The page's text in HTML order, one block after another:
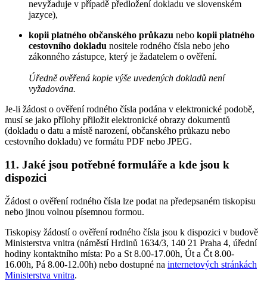
nevyžaduje v případě předložení dokladu ve slovenském
jazyce),
kopii platného občanského průkazu nebo kopii platného
cestovního dokladu nositele rodného čísla nebo jeho
zákonného zástupce, který je žadatelem o ověření.
Úředně ověřená kopie výše uvedených dokladů není
vyžadována.
Je-li žádost o ověření rodného čísla podána v elektronické podobě,
musí se jako přílohy přiložit elektronické obrazy dokumentů
(dokladu o datu a místě narození, občanského průkazu nebo
cestovního dokladu) ve formátu PDF nebo JPEG.
11. Jaké jsou potřebné formuláře a kde jsou k
dispozici
Žádost o ověření rodného čísla lze podat na předepsaném tiskopisu
nebo jinou volnou písemnou formou.
Tiskopisy žádostí o ověření rodného čísla jsou k dispozici v budově
Ministerstva vnitra (náměstí Hrdinů 1634/3, 140 21 Praha 4, úřední
hodiny kontaktního místa: Po a St 8.00-17.00h, Út a Čt 8.00-
16.00h, Pá 8.00-12.00h) nebo dostupné na internetových stránkách
Ministerstva vnitra.